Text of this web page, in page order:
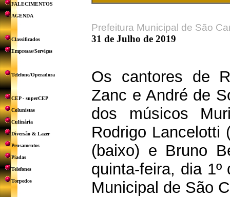
FALECIMENTOS
AGENDA
Classificados
Empresas/Serviços
Telefone/Operadora
CEP - superCEP
Colunistas
Culinária
Diversão & Lazer
Pensamentos
Piadas
Telefones
Torpedos
Prefeitura Municipal de São
31 de Julho de 2019
Os cantores de
Zanc e André de
dos músicos
Rodrigo Lancelotti
(baixo) e Bruno
quinta-feira, dia
Municipal de São